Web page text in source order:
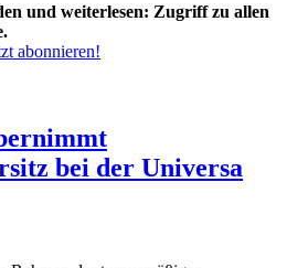
und weiterlesen: Zugriff zu allen
abonnieren!
bei der Universa